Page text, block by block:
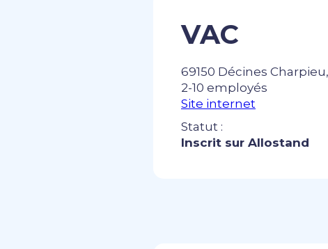
VAC
69150 Décines
2-10 employés
Site internet
Statut :
Inscrit sur Allostand